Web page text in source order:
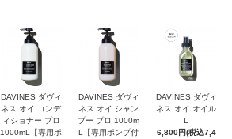
DAVINES ダヴィ
ネス オイ コンデ
ィショナー プロ
1000mL【専用ポ
DAVINES ダヴィ
ネス オイ シャン
プー プロ 1000m
L【専用ポンプ付
DAVINES ダヴィ
ネス オイ オイル
Ｌ
6,800円(税込7,4